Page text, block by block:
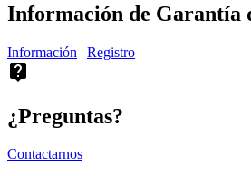
Información de Garantía
Información | Registro
live_help
¿Preguntas?
Contactarnos